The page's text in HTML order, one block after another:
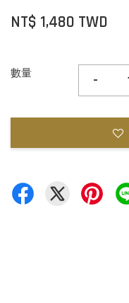
NT$ 1,480 TWD
數量 -